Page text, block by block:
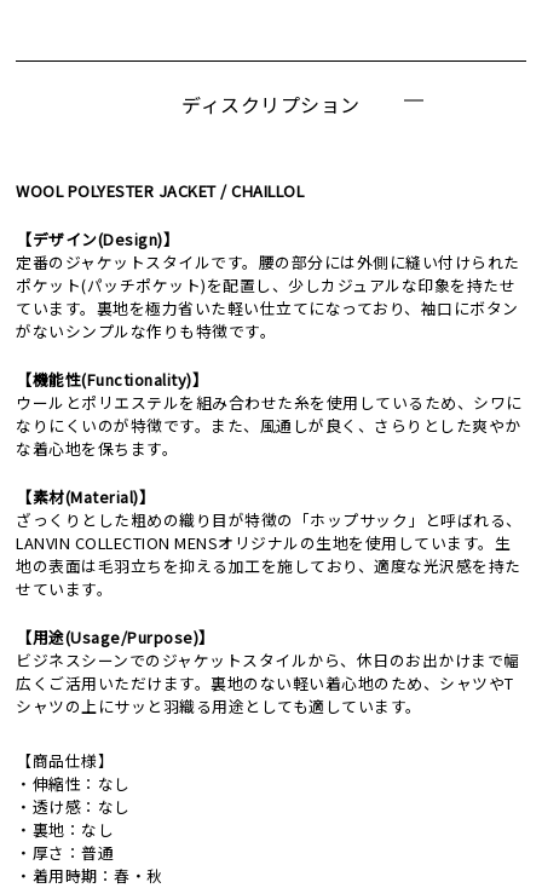
ディスクリプション
WOOL POLYESTER JACKET / CHAILLOL
【デザイン(Design)】
定番のジャケットスタイルです。腰の部分には外側に縫い付けられた
ポケット(パッチポケット)を配置し、少しカジュアルな印象を持たせ
ています。裏地を極力省いた軽い仕立てになっており、袖口にボタン
がないシンプルな作りも特徴です。
【機能性(Functionality)】
ウールとポリエステルを組み合わせた糸を使用しているため、シワに
なりにくいのが特徴です。また、風通しが良く、さらりとした爽やか
な着心地を保ちます。
【素材(Material)】
ざっくりとした粗めの織り目が特徴の「ホップサック」と呼ばれる、
LANVIN COLLECTION MENSオリジナルの生地を使用しています。生
地の表面は毛羽立ちを抑える加工を施しており、適度な光沢感を持た
せています。
【用途(Usage/Purpose)】
ビジネスシーンでのジャケットスタイルから、休日のお出かけまで幅
広くご活用いただけます。裏地のない軽い着心地のため、シャツやT
シャツの上にサッと羽織る用途としても適しています。
【商品仕様】
・伸縮性：なし
・透け感：なし
・裏地：なし
・厚さ：普通
・着用時期：春・秋